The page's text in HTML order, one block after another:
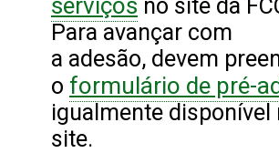
no site da
Para avançar com
a adesão, devem
o formulário de pré-
igualmente disponível
site.